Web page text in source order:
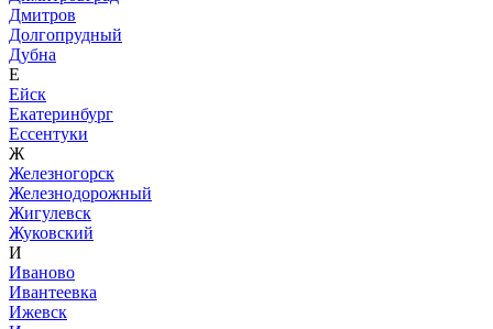
Дмитров
Долгопрудный
Дубна
Е
Ейск
Екатеринбург
Ессентуки
Ж
Железногорск
Железнодорожный
Жигулевск
Жуковский
И
Иваново
Ивантеевка
Ижевск